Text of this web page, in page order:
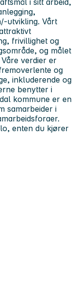
i sitt arbeid,
utvikling. Vårt
frivillighet og
og målet
verdier er
og
inkluderende og
benytter i
kommune er en
samarbeider i
enten du kjører